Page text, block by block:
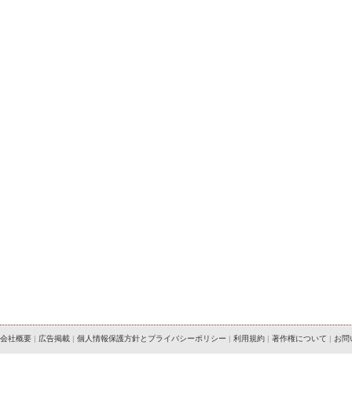
会社概要 | 広告掲載 | 個人情報保護方針とプライバシーポリシー | 利用規約 | 著作権について | お問